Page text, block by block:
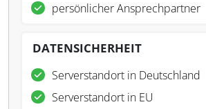
persönlicher Ansprechpartner
DATENSICHERHEIT
Serverstandort in Deutschland
Serverstandort in EU